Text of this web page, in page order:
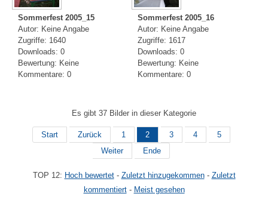
Sommerfest 2005_15
Autor: Keine Angabe
Zugriffe: 1640
Downloads: 0
Bewertung: Keine
Kommentare: 0
Sommerfest 2005_16
Autor: Keine Angabe
Zugriffe: 1617
Downloads: 0
Bewertung: Keine
Kommentare: 0
Es gibt 37 Bilder in dieser Kategorie
Start Zurück 1 2 3 4
5
Weiter
Ende
TOP 12: Hoch bewertet- Zuletzt hinzugekommen- Zuletzt
kommentiert- Meist gesehen